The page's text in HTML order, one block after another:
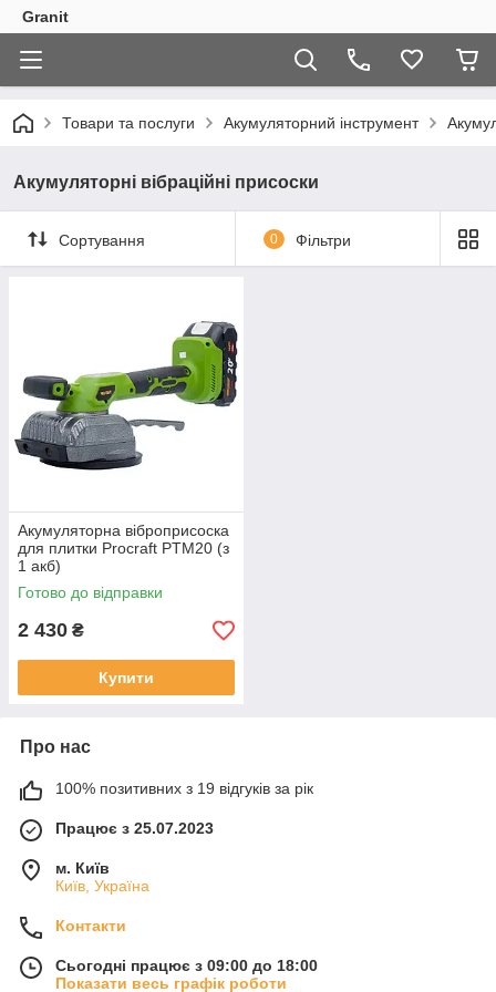
Granit
Товари та послуги Акумуляторний інструмент
Акумуляторні вібраційні присоски
Сортування 0 Фільтри
Акумуляторна віброприсоска
для плитки Procraft PTM20 (з
1 акб)
Готово до відправки
2 430 ₴
Купити
Про нас
100% позитивних з 19 відгуків за рік
Працює з 25.07.2023
м. Київ
Київ, Україна
Контакти
Сьогодні працює з 09:00 до 18:00
Показати весь графік роботи